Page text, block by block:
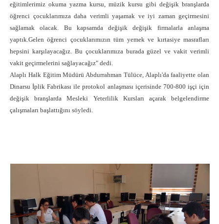
eğitimlerimiz okuma yazma kursu, müzik kursu gibi değişik branşlarda
öğrenci çocuklarımıza daha verimli yaşamak ve iyi zaman geçirmesini
sağlamak olacak. Bu kapsamda değişik değişik firmalarla anlaşma
yaptık.Gelen öğrenci çocuklarımızın tüm yemek ve kırtasiye masrafları
hepsini karşılayacağız. Bu çocuklarımıza burada güzel ve vakit verimli
vakit geçirmelerini sağlayacağız" dedi.
Alaplı Halk Eğitim Müdürü Abdurrahman Tülüce, Alaplı'da faaliyette olan
Dinarsu İplik Fabrikası ile protokol anlaşması içerisinde 700-800 işçi için
değişik branşlarda Mesleki Yeterlilik Kursları açarak belgelendirme
çalışmaları başlattığını söyledi.